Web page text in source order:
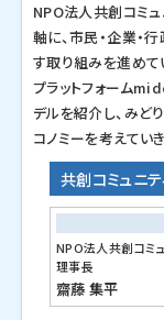
NPO法人共創コミ
軸に、市民・企業・
す取り組みを進めて
プラットフォーム
デルを紹介し、みど
コノミーを考えていき
共創コミュニ
NPO法人共創コミ
理事長
齋藤 集平